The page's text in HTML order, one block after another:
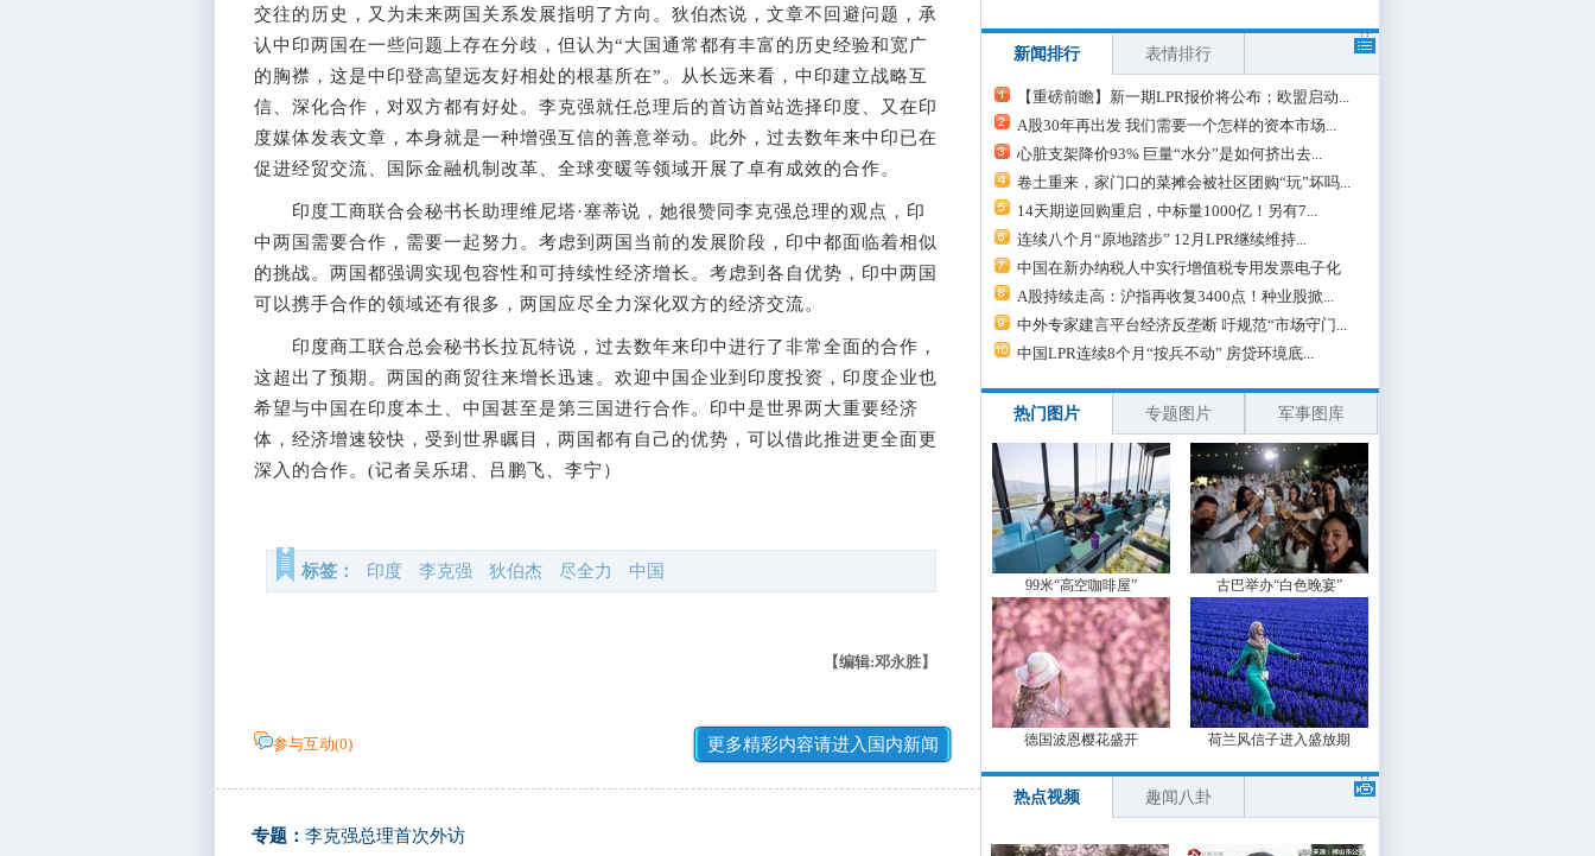
交往的历史，又为未来两国关系发展指明了方向。狄伯杰说，文章不回避问题，承
认中印两国在一些问题上存在分歧，但认为“大国通常都有丰富的历史经验和宽广
的胸襟，这是中印登高望远友好相处的根基所在”。从长远来看，中印建立战略互
信、深化合作，对双方都有好处。李克强就任总理后的首访首站选择印度、又在印
度媒体发表文章，本身就是一种增强互信的善意举动。此外，过去数年来中印已在
促进经贸交流、国际金融机制改革、全球变暖等领域开展了卓有成效的合作。
印度工商联合会秘书长助理维尼塔·塞蒂说，她很赞同李克强总理的观点，印
中两国需要合作，需要一起努力。考虑到两国当前的发展阶段，印中都面临着相似
的挑战。两国都强调实现包容性和可持续性经济增长。考虑到各自优势，印中两国
可以携手合作的领域还有很多，两国应尽全力深化双方的经济交流。
印度商工联合总会秘书长拉瓦特说，过去数年来印中进行了非常全面的合作，
这超出了预期。两国的商贸往来增长迅速。欢迎中国企业到印度投资，印度企业也
希望与中国在印度本土、中国甚至是第三国进行合作。印中是世界两大重要经济
体，经济增速较快，受到世界瞩目，两国都有自己的优势，可以借此推进更全面更
深入的合作。(记者吴乐珺、吕鹏飞、李宁）
标签： 印度 李克强 狄伯杰 尽全力 中国
【编辑:邓永胜】
参与互动(0) 更多精彩内容请进入国内新闻
专题： 李克强总理首次外访
新闻排行 表情排行
【重磅前瞻】新一期LPR报价将公布；欧盟启动...
A股30年再出发 我们需要一个怎样的资本市场...
心脏支架降价93% 巨量“水分”是如何挤出去...
卷土重来，家门口的菜摊会被社区团购“玩”坏吗...
14天期逆回购重启，中标量1000亿！另有7...
连续八个月“原地踏步” 12月LPR继续维持...
中国在新办纳税人中实行增值税专用发票电子化
A股持续走高：沪指再收复3400点！种业股掀...
中外专家建言平台经济反垄断 吁规范“市场守门...
中国LPR连续8个月“按兵不动” 房贷环境底...
热门图片 专题图片 军事图库
99米“高空咖啡屋” 古巴举办“白色晚宴”
德国波恩樱花盛开 荷兰风信子进入盛放期
热点视频 趣闻八卦